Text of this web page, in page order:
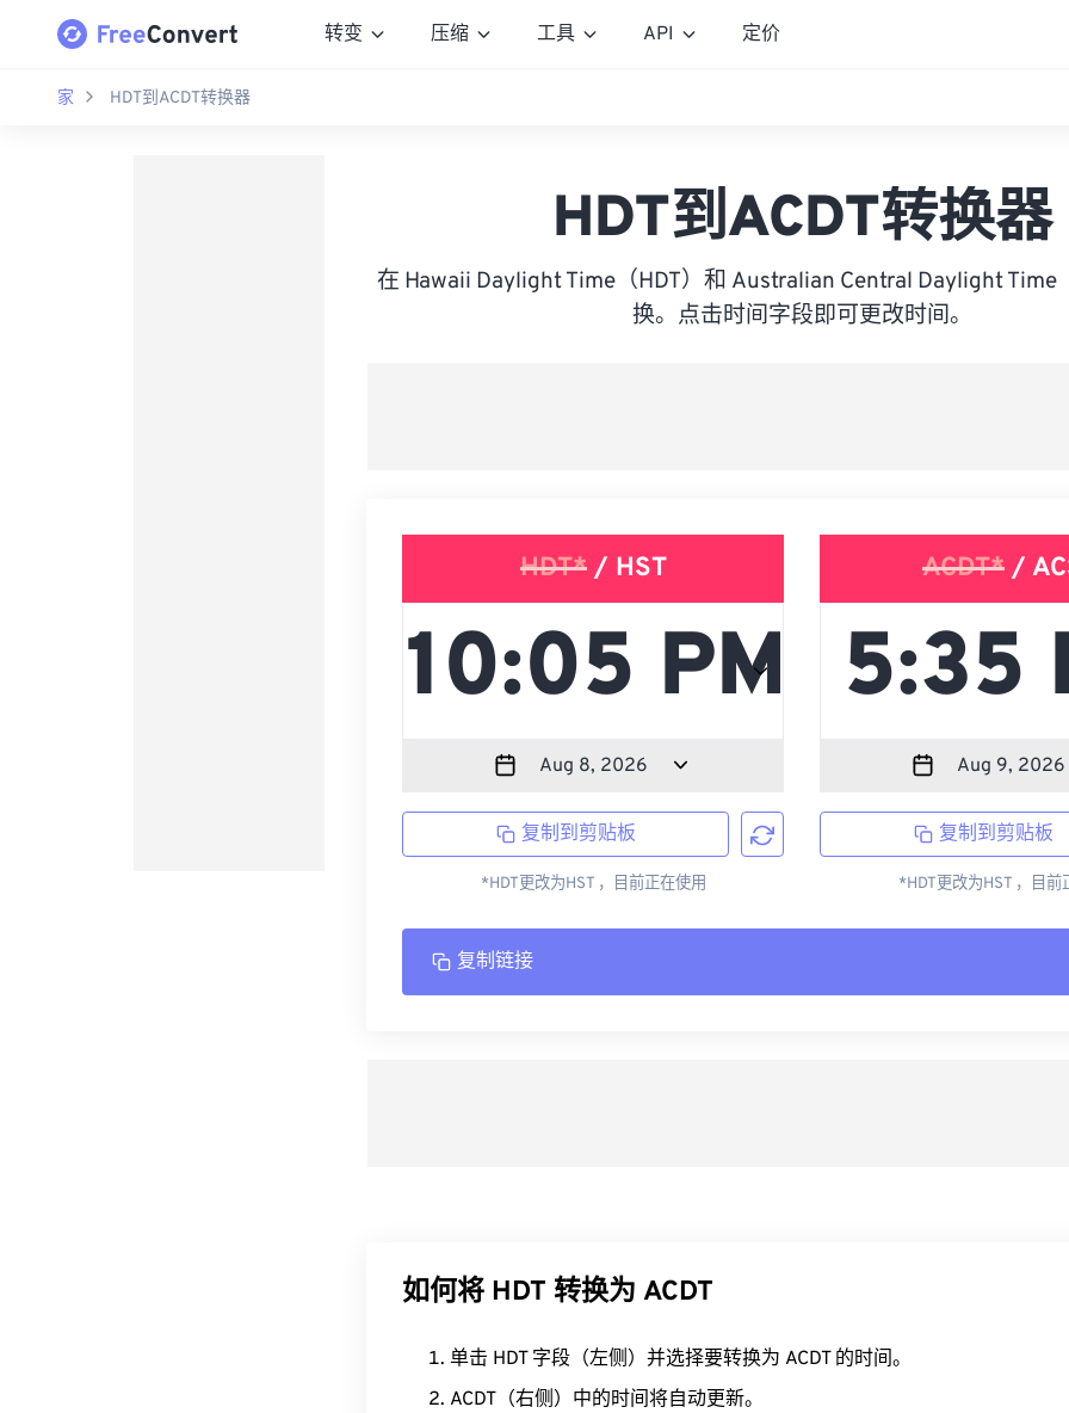
转变 压缩 工具 API 定价
家 HDT到ACDT转换器
HDT到ACDT转换器
在 Hawaii Daylight Time（HDT）和 Australian Central Daylight Time
换。点击时间字段即可更改时间。
HDT*/ HST
复制到剪贴板
*HDT更改为HST ，目前正在使用
ACDT* /
复制到剪贴板
*HDT更改为HST ，目前
复制链接
如何将 HDT 转换为 ACDT
单击 HDT 字段（左侧）并选择要转换为 ACDT 的时间。
ACDT（右侧）中的时间将自动更新。